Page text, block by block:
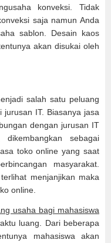
konveksi. Tidak
saja namun Anda
sablon. Desain kaos
akan disukai oleh
salah satu peluang
IT. Biasanya jasa
dengan jurusan IT
sebagai
toko online yang saat
masyarakat.
menjanjikan maka
online.
usaha bagi mahasiswa
luang. Dari beberapa
mahasiswa akan